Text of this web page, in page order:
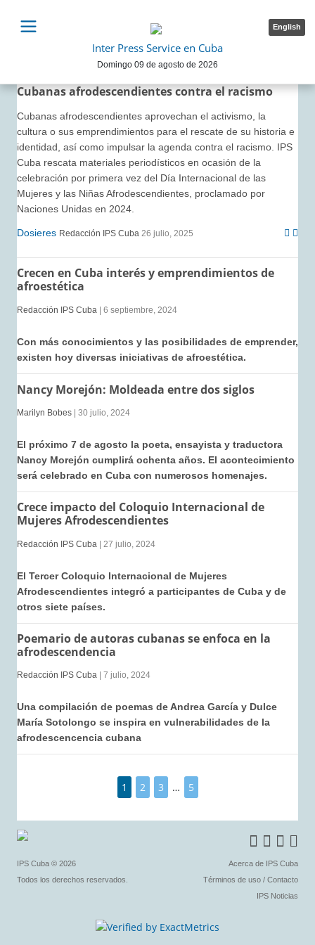
English
Inter Press Service en Cuba
Domingo 09 de agosto de 2026
Cubanas afrodescendientes contra el racismo
Cubanas afrodescendientes aprovechan el activismo, la
cultura o sus emprendimientos para el rescate de su historia e
identidad, así como impulsar la agenda contra el racismo. IPS
Cuba rescata materiales periodísticos en ocasión de la
celebración por primera vez del Día Internacional de las
Mujeres y las Niñas Afrodescendientes, proclamado por
Naciones Unidas en 2024.
Dosieres Redacción IPS Cuba 26 julio, 2025
Crecen en Cuba interés y emprendimientos de
afroestética
Redacción IPS Cuba | 6 septiembre, 2024
Con más conocimientos y las posibilidades de emprender,
existen hoy diversas iniciativas de afroestética.
Nancy Morejón: Moldeada entre dos siglos
Marilyn Bobes | 30 julio, 2024
El próximo 7 de agosto la poeta, ensayista y traductora
Nancy Morejón cumplirá ochenta años. El acontecimiento
será celebrado en Cuba con numerosos homenajes.
Crece impacto del Coloquio Internacional de
Mujeres Afrodescendientes
Redacción IPS Cuba | 27 julio, 2024
El Tercer Coloquio Internacional de Mujeres
Afrodescendientes integró a participantes de Cuba y de
otros siete países.
Poemario de autoras cubanas se enfoca en la
afrodescendencia
Redacción IPS Cuba | 7 julio, 2024
Una compilación de poemas de Andrea García y Dulce
María Sotolongo se inspira en vulnerabilidades de la
afrodescencencia cubana
1 2 3 … 5
IPS Cuba © 2026
Acerca de IPS Cuba
Todos los derechos reservados.
Términos de uso / Contacto
IPS Noticias